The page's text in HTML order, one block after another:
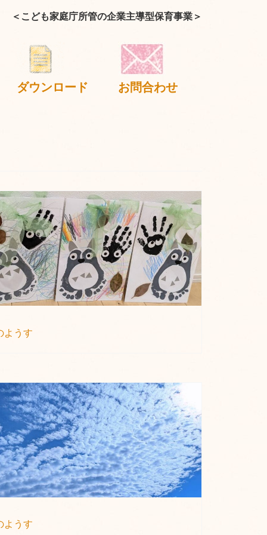
＜こども家庭庁所管の企業主導型保育事業＞
ダウンロード お問合わせ
ようす
ようす